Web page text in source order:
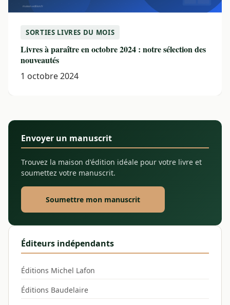
SORTIES LIVRES DU MOIS
Livres à paraître en octobre 2024 : notre sélection des
nouveautés
1 octobre 2024
Envoyer un manuscrit
Trouvez la maison d'édition idéale pour votre livre et
soumettez votre manuscrit.
Soumettre mon manuscrit
Éditeurs indépendants
Éditions Michel Lafon
Éditions Baudelaire